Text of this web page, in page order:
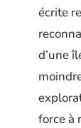
écrite
d’une
force à